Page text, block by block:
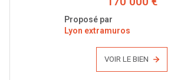
Proposé par
Lyon extramuros
VOIR LE BIEN